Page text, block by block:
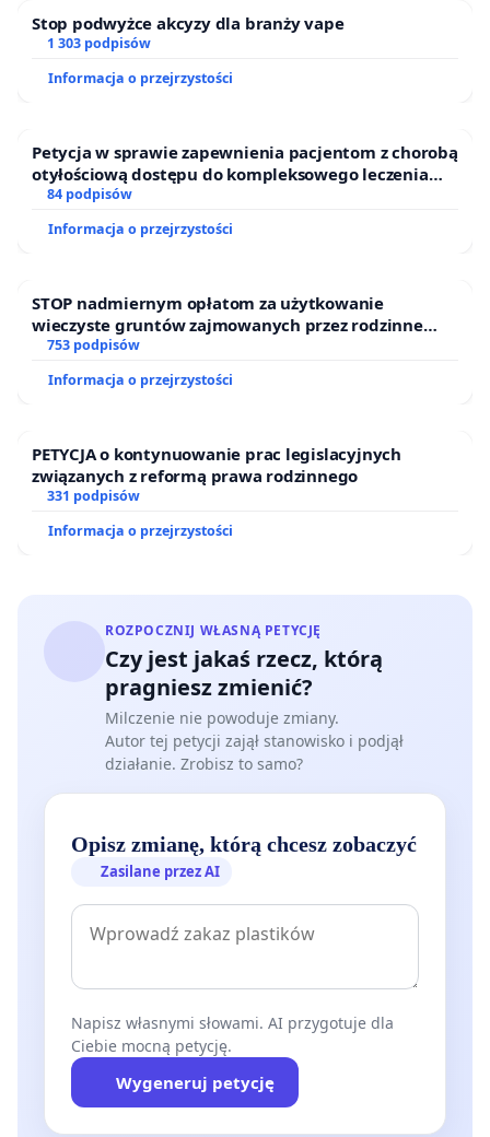
Józefa 11: Coffee Garden, Finca Coffee, Bill
Hickman Bar
prywatnym inwestycjom właścicieli. Niektórzy z
nich na funkcjonowanie przeznaczyli oszczędności
życia. Ich likwidacja oznacza utratę lokalnych marek
3. Ochrona dziedzictwa historycznego
Budynki objęte są ochroną konserwatorską i
wpisane do rejestru zabytków:
Szkoła
- ul. Józefa 9 (nr rej. A-449) – dawny dwór Opatów
Szczyrzyckich
Kazimierz nie jest zwykłą przestrzenią inwestycyjną.
To historyczne serce miasta, którego charakter
opiera się na autentyczności, lokalnej społeczności i
drobnej przedsiębiorczości, nie na kolejnych
4. Nadmierna ilość hoteli na terenie Krakowa
Kraków dysponuje już bardzo dużą liczbą hoteli.
Ulica Józefa pełni funkcję społeczną i kulturową -
jest przestrzenią spotkań, sztuki i lokalnego
NASZE POSTULATY
Stop podwyżce akcyzy dla branży vape
1 303 podpisów
Informacja o przejrzystości
Petycja w sprawie zapewnienia pacjentom z chorobą
otyłościową dostępu do kompleksowego leczenia
oraz programów profilaktycznych.
84 podpisów
Informacja o przejrzystości
STOP nadmiernym opłatom za użytkowanie
wieczyste gruntów zajmowanych przez rodzinne
ogrody działkowe.
753 podpisów
Informacja o przejrzystości
PETYCJA o kontynuowanie prac legislacyjnych
związanych z reformą prawa rodzinnego
331 podpisów
Informacja o przejrzystości
ROZPOCZNIJ WŁASNĄ PETYCJĘ
Czy jest jakaś rzecz, którą
pragniesz zmienić?
Milczenie nie powoduje zmiany.
Autor tej petycji zajął stanowisko i podjął
działanie. Zrobisz to samo?
Opisz zmianę, którą chcesz zobaczyć
Zasilane przez AI
Napisz własnymi słowami. AI przygotuje dla
Ciebie mocną petycję.
Wygeneruj petycję